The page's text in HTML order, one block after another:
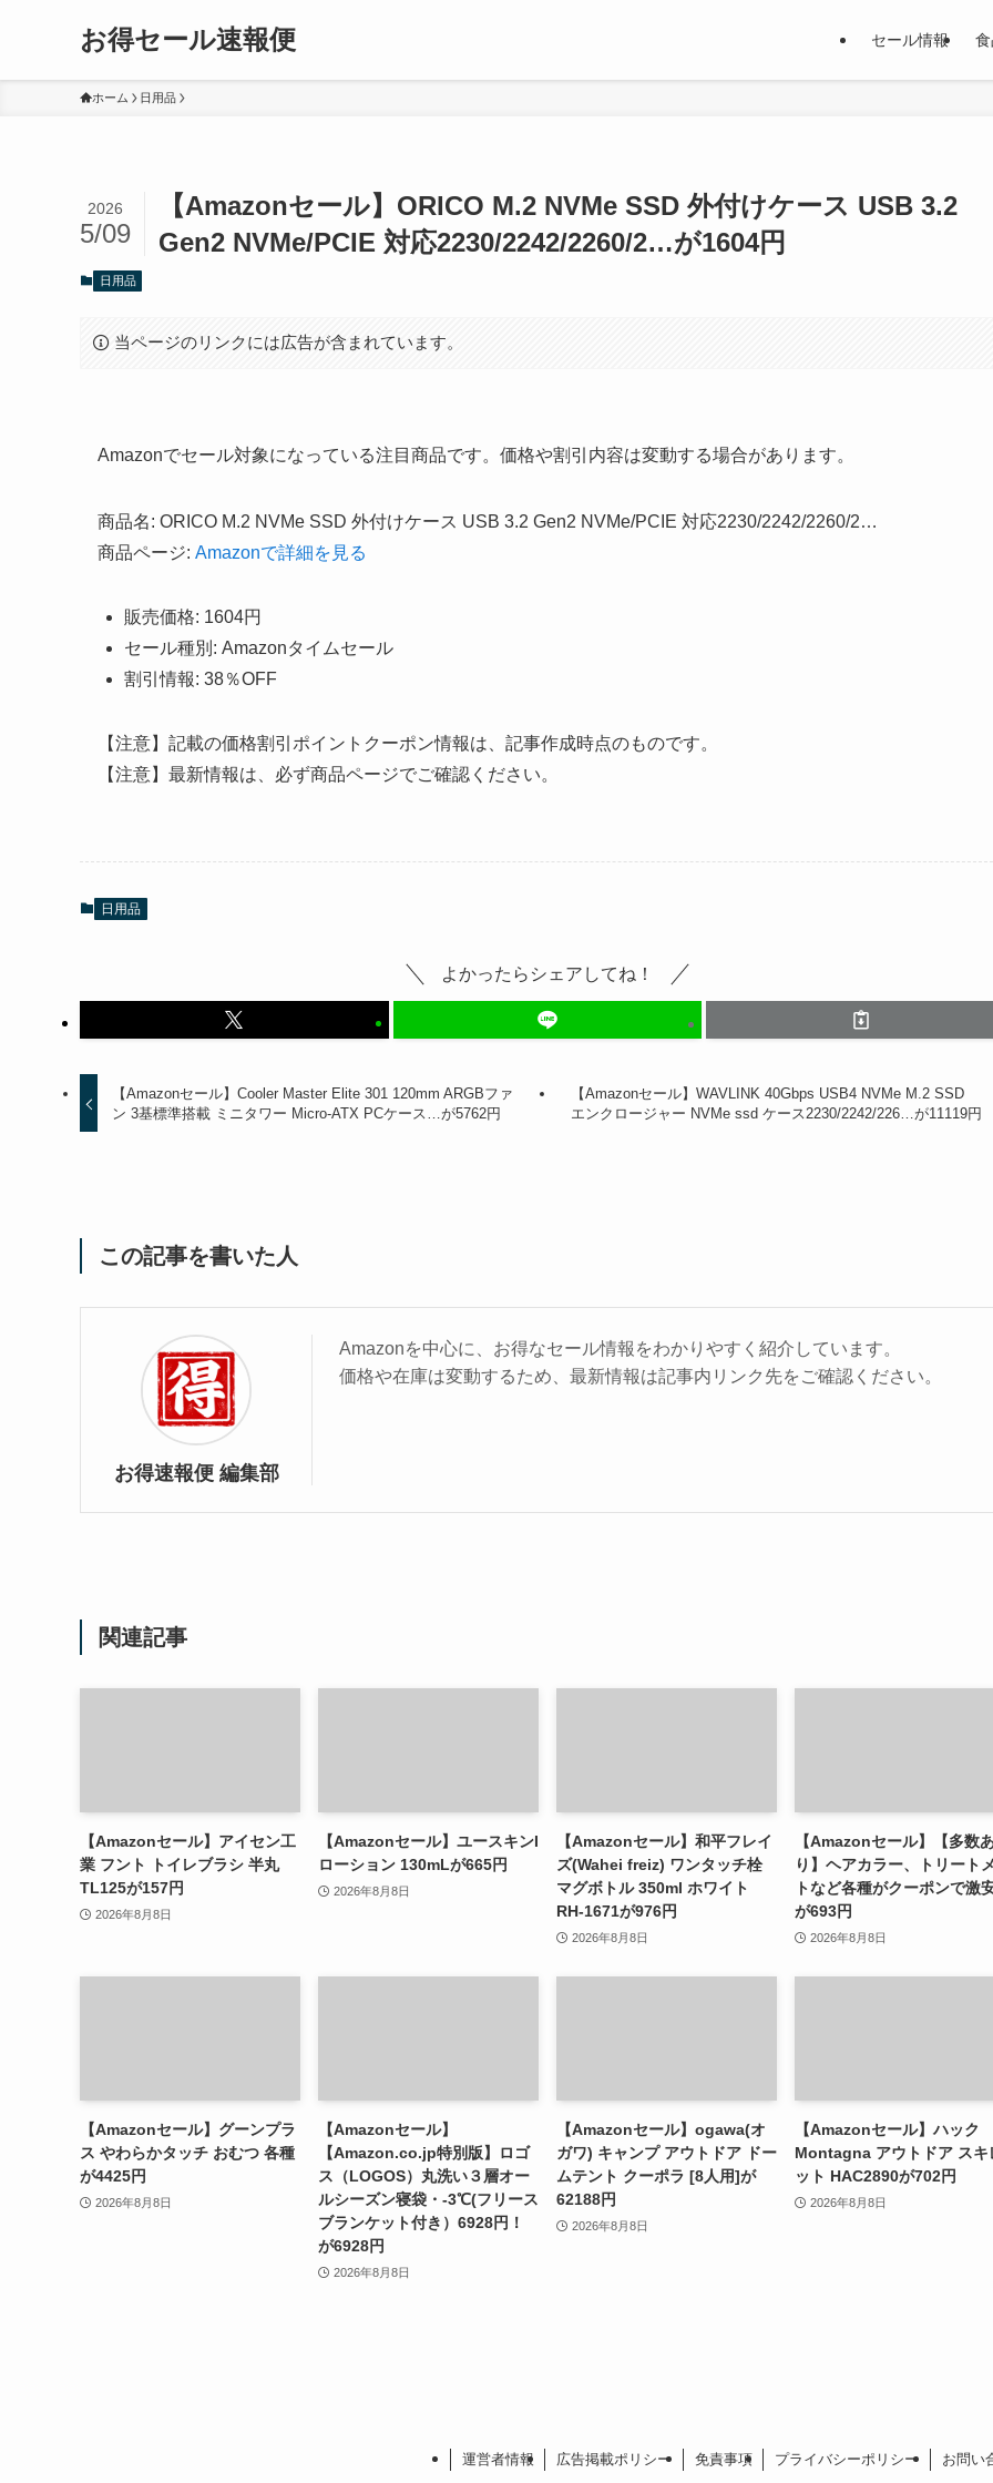
お得セール速報便 セール情報
ホーム 日用品
【Amazonセール】ORICO M.2 NVMe SSD 外付けケース USB 3.2
Gen2 NVMe/PCIE 対応2230/2242/2260/2…が1604円
2026
5/09
日用品
当ページのリンクには広告が含まれています。
Amazonでセール対象になっている注目商品です。価格や割引内容は変動する場合があります。
商品名: ORICO M.2 NVMe SSD 外付けケース USB 3.2 Gen2 NVMe/PCIE 対応2230/2242/2260/2…
商品ページ: Amazonで詳細を見る
販売価格: 1604円
セール種別: Amazonタイムセール
割引情報: 38％OFF
【注意】記載の価格割引ポイントクーポン情報は、記事作成時点のものです。
【注意】最新情報は、必ず商品ページでご確認ください。
日用品
よかったらシェアしてね！
【Amazonセール】Cooler Master Elite 301 120mm ARGBファ
ン 3基標準搭載 ミニタワー Micro-ATX PCケース…が5762円
【Amazonセール】WAVLINK 40Gbps USB4 NVMe M.2 SSD
エンクロージャー NVMe ssd ケース2230/2242/226…が11119円
この記事を書いた人
お得速報便 編集部
Amazonを中心に、お得なセール情報をわかりやすく紹介しています。
価格や在庫は変動するため、最新情報は記事内リンク先をご確認ください。
関連記事
【Amazonセール】アイセン工
業 フント トイレブラシ 半丸
TL125が157円
2026年8月8日
【Amazonセール】ユースキンI
ローション 130mLが665円
2026年8月8日
【Amazonセール】和平フレイ
ズ(Wahei freiz) ワンタッチ栓
マグボトル 350ml ホワイト
RH-1671が976円
2026年8月8日
【Amazonセール】【多数
り】ヘアカラー、トリート
トなど各種がクーポンで激
が693円
2026年8月8日
【Amazonセール】グーンプラ
ス やわらかタッチ おむつ 各種
が4425円
2026年8月8日
【Amazonセール】
【Amazon.co.jp特別版】ロゴ
ス（LOGOS）丸洗い３層オー
ルシーズン寝袋・-3℃(フリース
ブランケット付き）6928円！
が6928円
2026年8月8日
【Amazonセール】ogawa(オ
ガワ) キャンプ アウトドア ドー
ムテント クーポラ [8人用]が
62188円
2026年8月8日
【Amazonセール】ハック
Montagna アウトドア スキ
ット HAC2890が702円
2026年8月8日
運営者情報 広告掲載ポリシー 免責事項 プライバシーポリシー お問い